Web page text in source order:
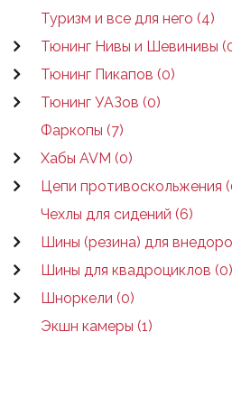
Туризм и все для него (4)
Тюнинг Нивы и Шевинивы
Тюнинг Пикапов (0)
Тюнинг УАЗов (0)
Фаркопы (7)
Хабы AVM (0)
Цепи противоскольжения
Чехлы для сидений (6)
Шины (резина) для
Шины для квадроциклов (0)
Шноркели (0)
Экшн камеры (1)